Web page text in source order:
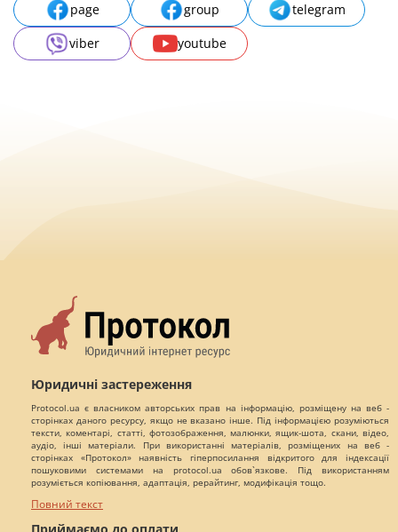
page group
telegram
viber
youtube
Юридичні застереження
Protocol.ua є власником авторських прав на інформацію, розміщену на веб -
сторінках даного ресурсу, якщо не вказано інше. Під інформацією розуміються
тексти, коментарі, статті, фотозображення, малюнки, ящик-шота, скани, відео,
аудіо, інші матеріали. При використанні матеріалів, розміщених на веб -
сторінках «Протокол» наявність гіперпосилання відкритого для індексації
пошуковими системами на protocol.ua обов`язкове. Під використанням
розуміється копіювання, адаптація, рерайтинг, модифікація тощо.
Повний текст
Приймаємо до оплати